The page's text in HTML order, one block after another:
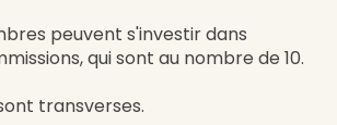
peuvent s'investir dans
qui sont au nombre de 10.
transverses.